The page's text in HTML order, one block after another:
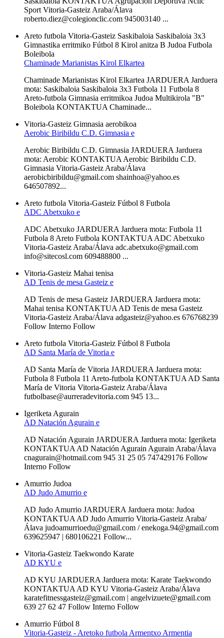
Sport Vitoria-Gasteiz Araba/Álava
roberto.diez@colegionclic.com 945003140 ...
Areto futbola Vitoria-Gasteiz Saskibaloia Saskibaloia 3x3
Gimnastika erritmiko Fútbol 8 Kirol anitza B Judoa Futbola
Boleibola
Chaminade Marianistas Kirol Elkartea
Chaminade Marianistas Kirol Elkartea JARDUERA Jarduera
mota: Saskibaloia Saskibaloia 3x3 Futbola 11 Futbola 8
Areto-futbola Gimnasia erritmikoa Judoa Multikirola "B"
Boleibola KONTAKTUA Chaminade...
Vitoria-Gasteiz Gimnasia aerobikoa
Aerobic Biribildu C.D. Gimnasia e
Aerobic Biribildu C.D. Gimnasia JARDUERA Jarduera
mota: Aerobic KONTAKTUA Aerobic Biribildu C.D.
Gimnasia Vitoria-Gasteiz Araba/Álava
aerobicbiribildu@gmail.com shainhoa@yahoo.es
646507892...
Areto futbola Vitoria-Gasteiz Fútbol 8 Futbola
ADC Abetxuko e
ADC Abetxuko JARDUERA Jarduera mota: Futbola 11
Futbola 8 Areto Futbola KONTAKTUA ADC Abetxuko
Vitoria-Gasteiz Araba/Álava adc.abetxuko@gmail.com
info@sitecosl.com 609488800 ...
Vitoria-Gasteiz Mahai tenisa
AD Tenis de mesa Gasteiz e
AD Tenis de mesa Gasteiz JARDUERA Jarduera mota:
Mahai tenisa KONTAKTUA AD Tenis de mesa Gasteiz
Vitoria-Gasteiz Araba/Álava adgasteiz@yahoo.es 676768239
Follow Interno Follow
Areto futbola Vitoria-Gasteiz Fútbol 8 Futbola
AD Santa María de Vitoria e
AD Santa María de Vitoria JARDUERA Jarduera mota:
Futbola 8 Futbola 11 Areto-futbola KONTAKTUA AD Santa
María de Vitoria Vitoria-Gasteiz Araba/Álava
futbolbase@aurreradevitoria.com 945 13...
IgeriketaAgurain
AD Natación Agurain e
AD Natación Agurain JARDUERA Jarduera mota: Igeriketa
KONTAKTUA AD Natación Agurain Agurain Araba/Álava
cnagurain@hotmail.com 945 31 25 05 747429176 Follow
Interno Follow
Amurrio Judoa
AD Judo Amurrio e
AD Judo Amurrio JARDUERA Jarduera mota: Judoa
KONTAKTUA AD Judo Amurrio Vitoria-Gasteiz Araba/
Álava judoamurrioedu@gmail.com / enekoga.94@gmail.com
639625947 | 680106221 Follow...
Vitoria-Gasteiz Taekwondo Karate
AD KYU e
AD KYU JARDUERA Jarduera mota: Karate Taekwondo
KONTAKTUA AD KYU Vitoria-Gasteiz Araba/Álava
karatefitnessgasteiz@gmail.com | angelvizuete@gmail.com
639 27 62 47 Follow Interno Follow
Amurrio Fútbol 8
Vitoria-Gasteiz - Aretoko futbola Armentxo Armentia